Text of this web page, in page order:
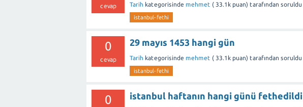
cevap Tarih kategorisinde mehmet ( 33.1k puan) tarafından soruldu
istanbul-fethi
0
cevap
29 mayıs 1453 hangi gün
Tarih kategorisinde mehmet ( 33.1k puan) tarafından soruldu
istanbul-fethi
0 istanbul haftanın hangi günü fethedildi